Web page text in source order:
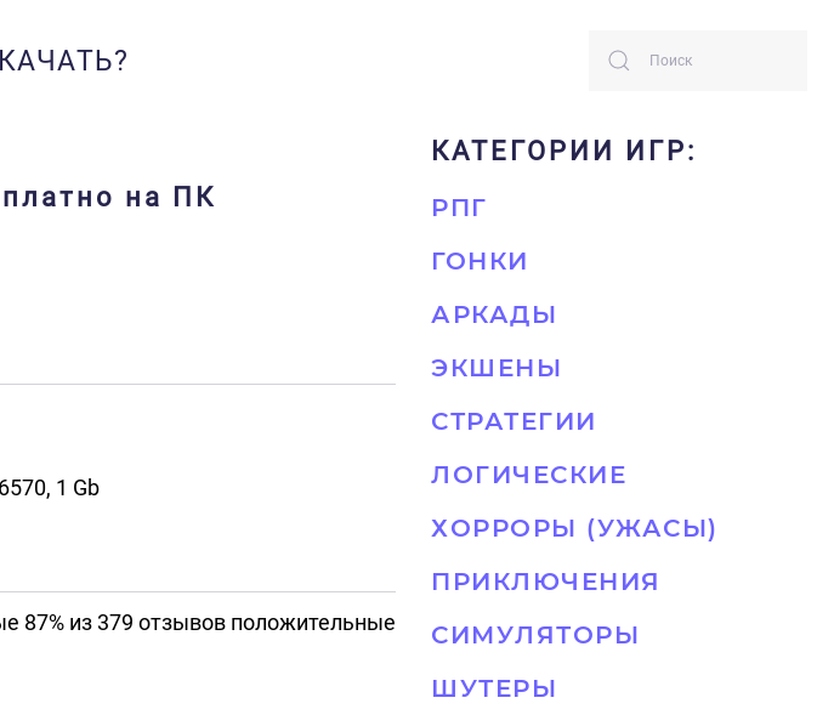
на ПК
1 Gb
87% из 379 отзывов положительные
КАТЕГОРИИ ИГР:
РПГ
ГОНКИ
АРКАДЫ
ЭКШЕНЫ
СТРАТЕГИИ
ЛОГИЧЕСКИЕ
ХОРРОРЫ (УЖАСЫ)
ПРИКЛЮЧЕНИЯ
СИМУЛЯТОРЫ
ШУТЕРЫ